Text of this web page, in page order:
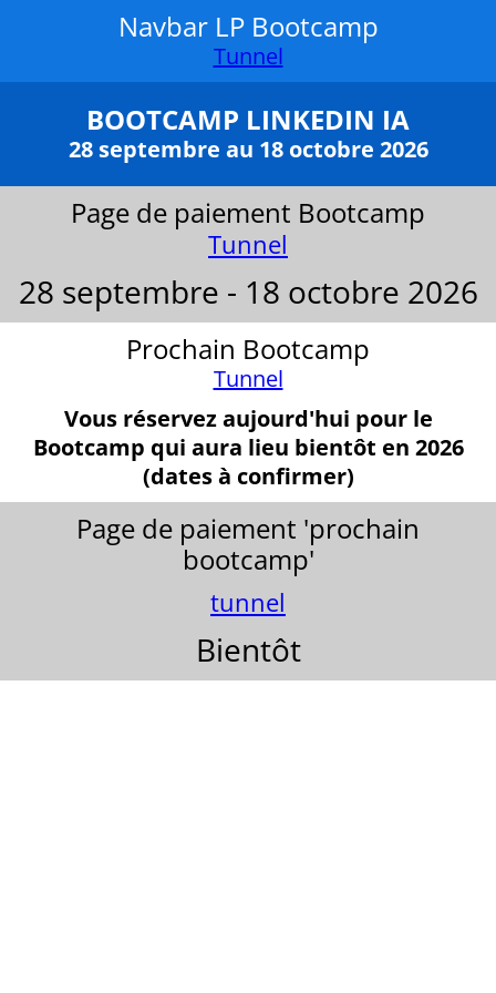
Navbar LP Bootcamp
Tunnel
BOOTCAMP LINKEDIN IA
28 septembre au 18 octobre 2026
Page de paiement Bootcamp
Tunnel
28 septembre - 18 octobre 2026
Prochain Bootcamp
Tunnel
Vous réservez aujourd'hui pour le
Bootcamp qui aura lieu bientôt en 2026
(dates à confirmer)
Page de paiement 'prochain
bootcamp'
tunnel
Bientôt